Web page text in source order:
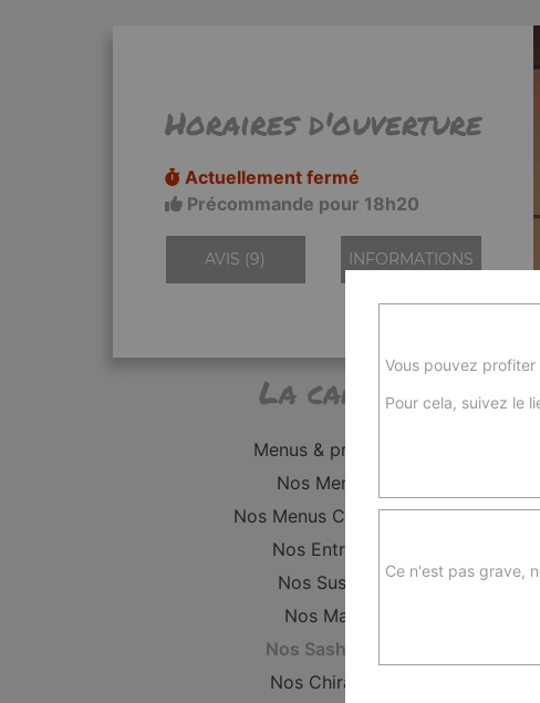
Horaires d'ouverture
Actuellement fermé
Précommande pour 18h20
AVIS (9) INFORMATIONS
La carte
Menus & promos
Nos Menus
Nos Menus Classique
Nos Entrées
Nos Sushis
Nos Maki
Nos Sashimis
Nos Chirashi
Vous pouvez
Pour cela, suivez le
Ce n'est pas grave,